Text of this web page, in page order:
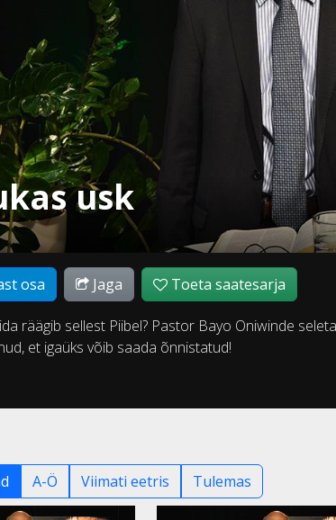
usk
osa Jaga Toeta saatesarja
räägib sellest Piibel? Pastor Bayo Oniwinde
et igaüks võib saada õnnistatud!
A-Ö Viimati eetris Tulemas